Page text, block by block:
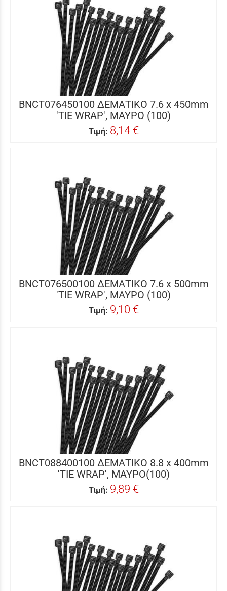
BNCT076450100 ΔΕΜΑΤΙΚΟ 7.6 x 450mm
'TIE WRAP', ΜΑΥΡΟ (100)
Τιμή: 8,14 €
BNCT076500100 ΔΕΜΑΤΙΚΟ 7.6 x 500mm
'TIE WRAP', ΜΑΥΡΟ (100)
Τιμή: 9,10 €
BNCT088400100 ΔΕΜΑΤΙΚΟ 8.8 x 400mm
'TIE WRAP', ΜΑΥΡΟ(100)
Τιμή: 9,89 €